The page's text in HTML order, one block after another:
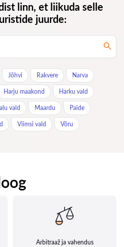
linn, et liikuda selle
juurde:
Jõhvi Rakvere Narva
Harju maakond Harku vald
vald Maardu Paide
Viimsi vald Võru
Arbitraaž ja vahendus